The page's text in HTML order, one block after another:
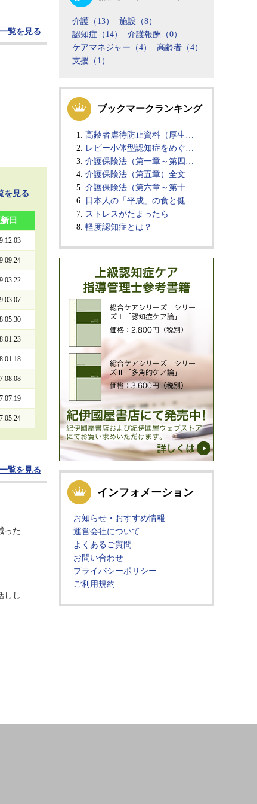
一覧を見る
を見る
日
一覧を見る
った
しし
介護（13）
施設（8）
認知症（14）
介護報酬（0）
ケアマネジャー（4）
高齢者（4）
支援（1）
ブックマークランキング
高齢者虐待防止資料（厚生…
レビー小体型認知症をめぐ…
介護保険法（第一章～第四…
介護保険法（第五章）全文
介護保険法（第六章～第十…
日本人の「平成」の食と健…
ストレスがたまったら
軽度認知症とは？
インフォメーション
お知らせ・おすすめ情報
運営会社について
よくあるご質問
お問い合わせ
プライバシーポリシー
ご利用規約